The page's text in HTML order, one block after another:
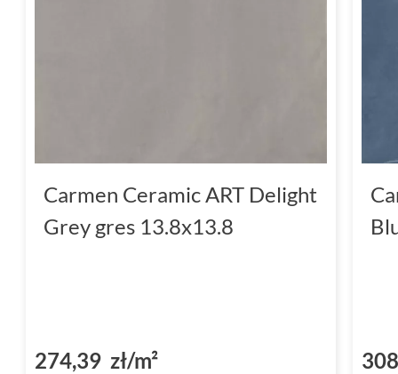
Carmen Ceramic ART Delight
Grey gres 13.8x13.8
274,39 zł/m²